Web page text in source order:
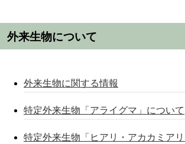
外来生物について
外来生物に関する情報
特定外来生物「アライグマ」について
特定外来生物「ヒアリ・アカカミアリ